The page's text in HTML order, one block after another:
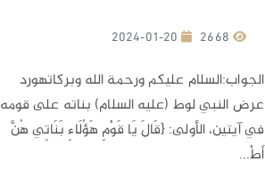
2024-01-20
الجواب:السلام عليكم ورحمة الله وبركاتهورد
عرض النبي لوط (عليه السلام) بناته على قومه
في آيتين، الأولى: {قَالَ يَا قَوْمِ هَؤُلَاءِ بَنَاتِي هُنَّ
أَطْ...